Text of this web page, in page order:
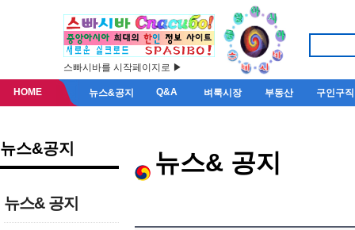
스빠시바를 시작페이지로 ▶
HOME 뉴스&공지 Q&A 벼룩시장 부동산 구인구직
뉴스&공지
뉴스& 공지
뉴스& 공지